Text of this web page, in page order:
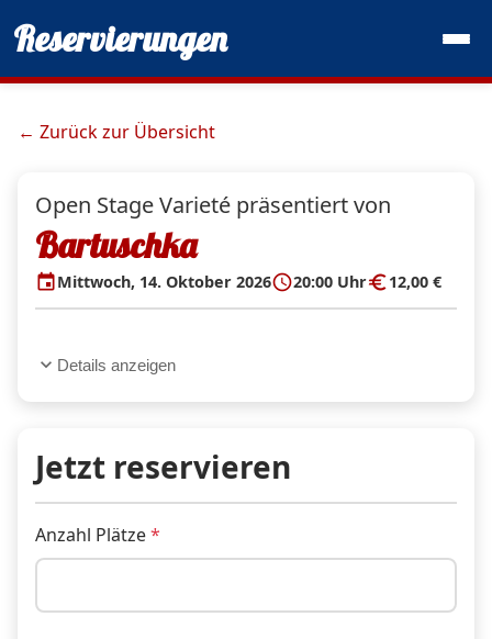
Reservierungen
← Zurück zur Übersicht
Open Stage Varieté präsentiert von
Bartuschka
eventMittwoch, 14. Oktober 2026schedule20:00 Uhreuro12,00 €
expand_more Details anzeigen
Jetzt reservieren
Anzahl Plätze